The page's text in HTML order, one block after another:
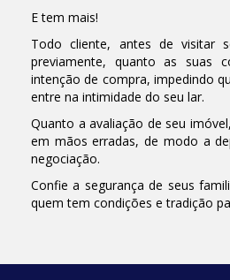
E tem mais!
Todo cliente, antes de visitar
previamente, quanto as suas
intenção de compra, impedindo
entre na intimidade do seu lar.
Quanto a avaliação de seu
em mãos erradas, de modo a
negociação.
Confie a segurança de seus
quem tem condições e tradição